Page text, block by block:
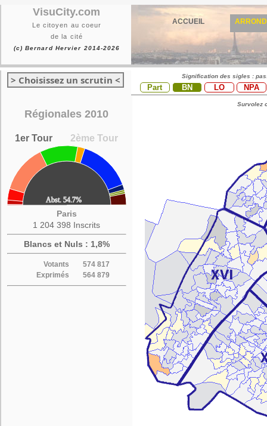
VisuCity.com
Le citoyen au coeur
de la cité
(c) Bernard Hervier 2014-2026
ACCUEIL
> Choisissez un scrutin <
Régionales 2010
1er Tour 2ème Tour
Paris
1 204 398 Inscrits
Blancs et Nuls : 1,8%
Votants
574 817
Exprimés
564 879
Signification des sigles :
Part BN LO NPA
Survolez